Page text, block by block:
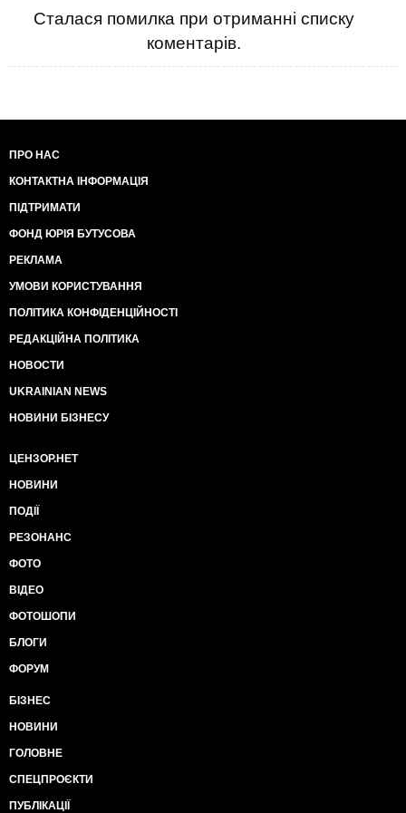
Сталася помилка при отриманні списку
коментарів.
ПРО НАС
КОНТАКТНА ІНФОРМАЦІЯ
ПІДТРИМАТИ
ФОНД ЮРІЯ БУТУСОВА
РЕКЛАМА
УМОВИ КОРИСТУВАННЯ
ПОЛІТИКА КОНФІДЕНЦІЙНОСТІ
РЕДАКЦІЙНА ПОЛІТИКА
НОВОСТИ
UKRAINIAN NEWS
НОВИНИ БІЗНЕСУ
ЦЕНЗОР.НЕТ
НОВИНИ
ПОДІЇ
РЕЗОНАНС
ФОТО
ВІДЕО
ФОТОШОПИ
БЛОГИ
ФОРУМ
БІЗНЕС
НОВИНИ
ГОЛОВНЕ
СПЕЦПРОЄКТИ
ПУБЛІКАЦІЇ